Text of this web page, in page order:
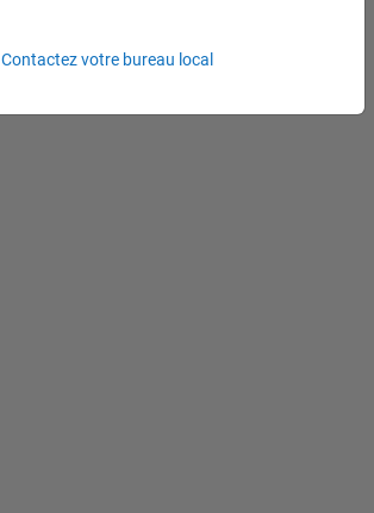
Contactez votre bureau local